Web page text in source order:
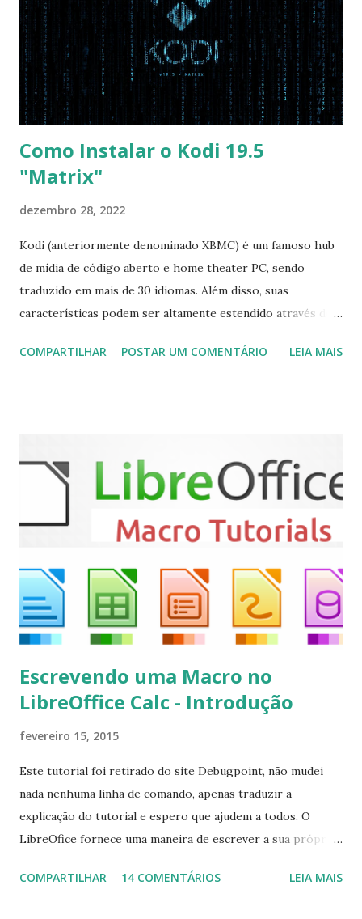
Order USB HDD: SATA CD: SATA HDD: Essa ordem de boot
vai garantir que ele tente primeiro o boot pela USB, depois
pelo CD e por último no HD. Apenas as opções acima são
as necessá...
Como Instalar o Kodi 19.5
"Matrix"
dezembro 28, 2022
Kodi (anteriormente denominado XBMC) é um famoso hub
de mídia de código aberto e home theater PC, sendo
traduzido em mais de 30 idiomas. Além disso, suas
características podem ser altamente estendido através de
(personal video recorder). A versão final do Kodi 19.5
sudo apt-get install kodi Use o comando a seguir para
instalar codecs de áudio e outros complementos,
executando: $ sudo apt-get install --install-suggests
kodi Para remover, execute: $ sudo apt-get remove
COMPARTILHAR POSTAR UM COMENTÁRIO LEIA MAIS
Escrevendo uma Macro no
LibreOffice Calc - Introdução
fevereiro 15, 2015
Este tutorial foi retirado do site Debugpoint, não mudei
nada nenhuma linha de comando, apenas traduzir a
explicação do tutorial e espero que ajudem a todos. O
LibreOfice fornece uma maneira de escrever a sua própria
aplicativo de escritório. Você pode usar Python ou Basic
COMPARTILHAR 14 COMENTÁRIOS LEIA MAIS